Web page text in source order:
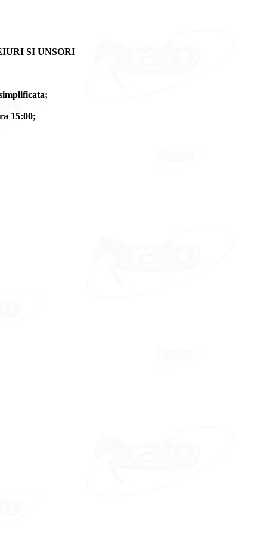
SI UNSORI
15:00;